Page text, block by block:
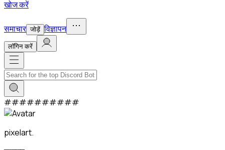
खोज करें
समाचार जोड़ें विज्ञापन
लाॅगिन करें
##########
pixelart.